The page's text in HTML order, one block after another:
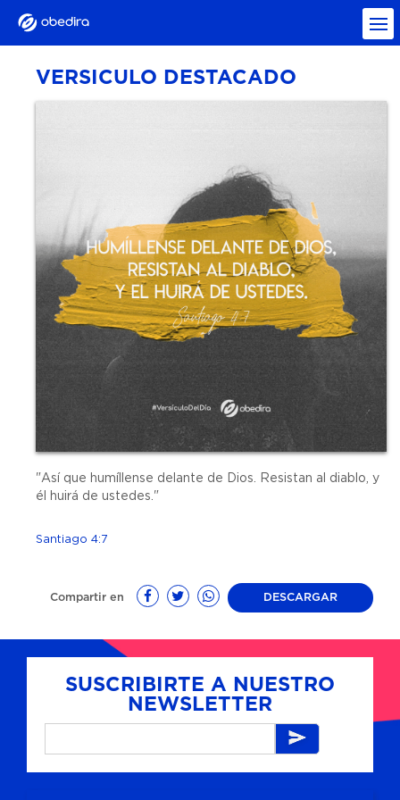
VERSICULO DESTACADO
"Así que humíllense delante de Dios. Resistan al diablo, y
él huirá de ustedes."
Santiago 4:7
Compartir en DESCARGAR
SUSCRIBIRTE A NUESTRO
NEWSLETTER